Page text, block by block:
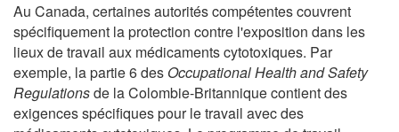
Au Canada, certaines autorités compétentes couvrent
spécifiquement la protection contre l'exposition dans les
lieux de travail aux médicaments cytotoxiques. Par
exemple, la partie 6 des Occupational Health and Safety
Regulationsde la Colombie-Britannique contient des
exigences spécifiques pour le travail avec des